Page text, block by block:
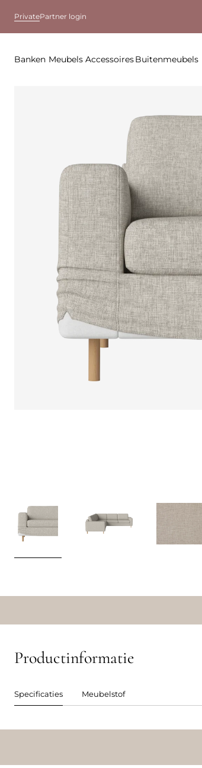
PrivatePartner login
Banken Meubels AccessoiresBuitenmeubels
Productinformatie
Specificaties Meubelstof